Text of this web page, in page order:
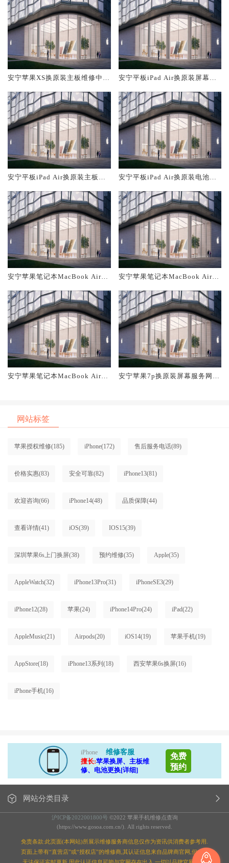
安宁苹果XS换原装主板维修中心
安宁平板iPad Air换原装屏幕服
安宁平板iPad Air换原装主板维
安宁平板iPad Air换原装电池维
安宁苹果笔记本MacBook Air换
安宁苹果笔记本MacBook Air换
安宁苹果笔记本MacBook Air换
安宁苹果7p换原装屏幕服务网点
网站标签
苹果授权维修(185) iPhone(172) 售后服务电话(89)
价格实惠(83) 安全可靠(82) iPhone13(81)
欢迎咨询(66) iPhone14(48) 品质保障(44)
查看详情(41) iOS(39) IOS15(39)
深圳苹果6s上门换屏(38) 预约维修(35) Apple(35)
AppleWatch(32) iPhone13Pro(31) iPhoneSE3(29)
iPhone12(28) 苹果(24) iPhone14Pro(24) iPad(22)
AppleMusic(21) Airpods(20) iOS14(19) 苹果手机(19)
AppStore(18) iPhone13系列 (18) 西安苹果6s换屏(16)
iPhone手机(16)
iPhone
维修客服
擅长:苹果换屏、主板维
修、电池更换[详细]
免费
预约
网站分类目录
沪ICP备2022001800号 ©2022 苹果手机维修点查询
(https://www.gosoa.com.cn/). All rights reserved.
免责条款:此页面(本网站)所展示维修服务商信息仅作为资讯供消费者参考用.
页面上带有“直营店”或“授权店”的维修商,其认证信息来自品牌商官网,但本站